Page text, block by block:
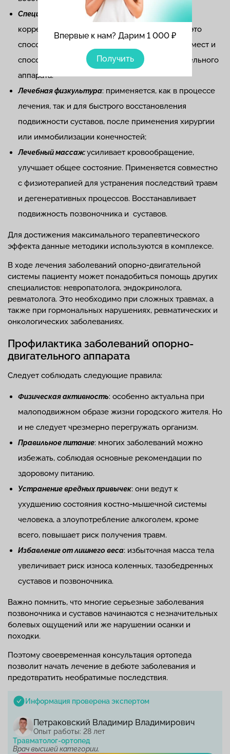
Впервые к нам? Дарим 1 000 ₽
Получить
Специальные устройства:
корсеты, бандажи,
корректоры и ортопедические стельки – всё это
способствует снятию нагрузки с проблемных мест и
способствует восстановления опорно-двигательного
аппарата.
Лечебная физкультура: применяется, как в процессе
лечения, так и для быстрого восстановления
подвижности суставов, после применения хирургии
или иммобилизации конечностей;
Лечебный массаж:усиливает кровообращение,
улучшает общее состояние. Применяется совместно
с физиотерапией для устранения последствий травм
и дегенеративных процессов. Восстанавливает
подвижность позвоночника и суставов.
Для достижения максимального терапевтического
эффекта данные методики используются в комплексе.
В ходе лечения заболеваний опорно-двигательной
системы пациенту может понадобиться помощь других
специалистов: невропатолога, эндокринолога,
ревматолога. Это необходимо при сложных травмах, а
также при гормональных нарушениях, ревматических и
онкологических заболеваниях.
Профилактика заболеваний опорно-
двигательного аппарата
Следует соблюдать следующие правила:
Физическая активность: особенно актуальна при
малоподвижном образе жизни городского жителя. Но
и не следует чрезмерно перегружать организм.
Правильное питание: многих заболеваний можно
избежать, соблюдая основные рекомендации по
здоровому питанию.
Устранение вредных привычек: они ведут к
ухудшению состояния костно-мышечной системы
человека, а злоупотребление алкоголем, кроме
всего, повышает риск получения травм.
Избавление от лишнего веса: избыточная масса тела
увеличивает риск износа коленных, тазобедренных
суставов и позвоночника.
Важно помнить, что многие серьезные заболевания
позвоночника и суставов начинаются с незначительных
болевых ощущений или же нарушении осанки и
походки.
Поэтому своевременная консультация ортопеда
позволит начать лечение в дебюте заболевания и
предотвратить необратимые последствия.
Информация проверена экспертом
Петраковский Владимир Владимирович
Опыт работы: 28 лет
Травматолог-ортопед
Врач высшей категории.